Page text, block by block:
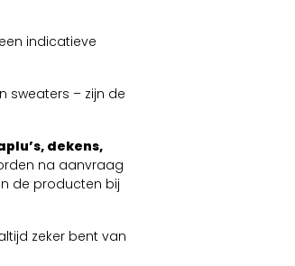
indicatieve
sweaters – zijn de
dekens,
na aanvraag
de producten bij
zeker bent van